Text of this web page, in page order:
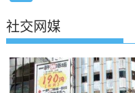
社交网媒